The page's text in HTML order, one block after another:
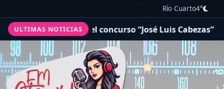
Río Cuarto4°
ULTIMAS NOTICIAS
actualizó el concurso “José Luis Cabezas” y